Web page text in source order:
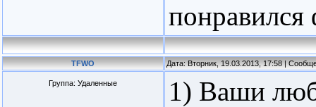
TFWO Дата: Вторник, 19.03.2013, 17:58 |
Группа: Удаленные
1) Ваши